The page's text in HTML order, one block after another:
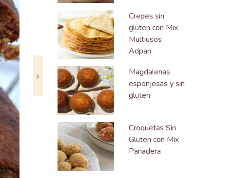
Crepes sin
gluten con Mix
Multiusos
Adpan
Magdalenas
esponjosas y sin
gluten
Croquetas Sin
Gluten con Mix
Panadera